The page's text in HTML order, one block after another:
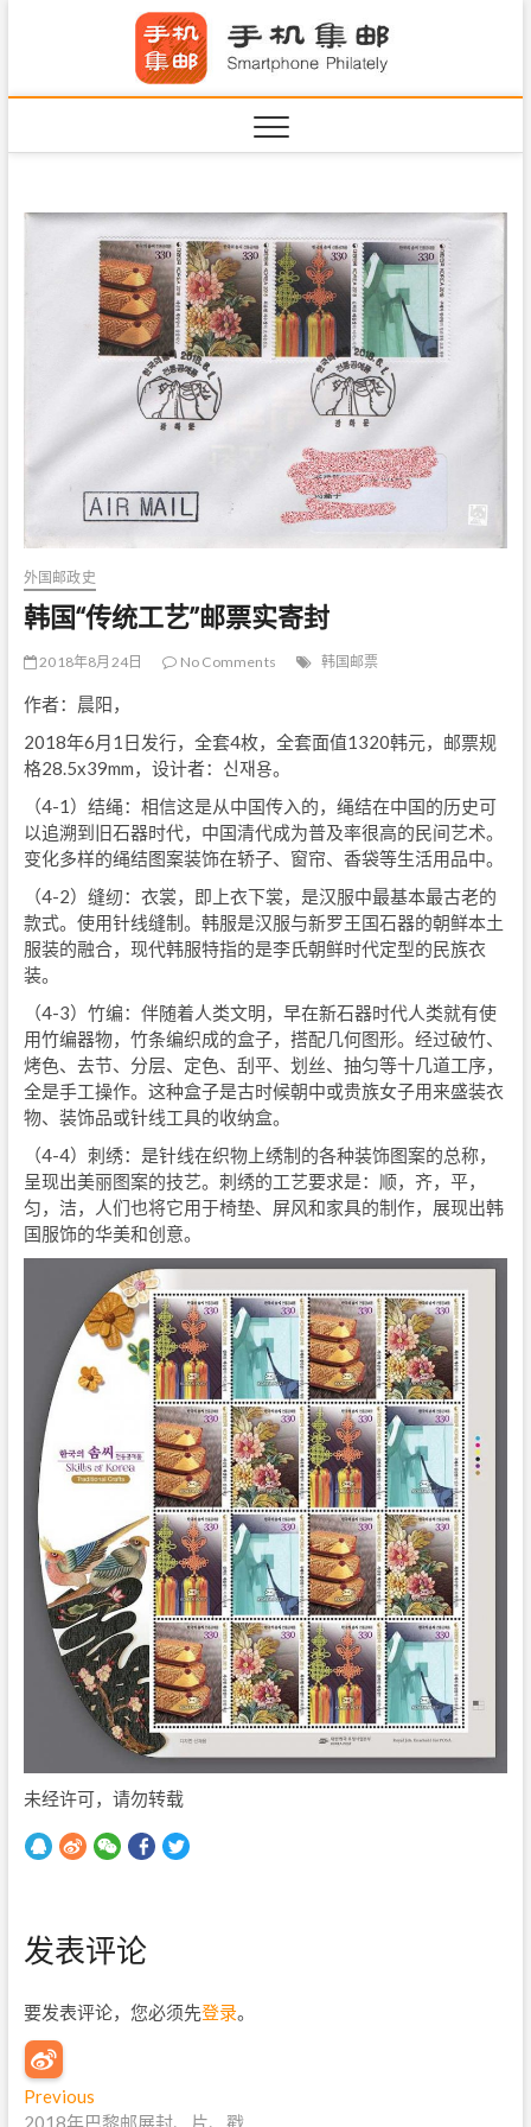
p
外国邮政史
韩国“传统工艺”邮票实寄封
2018年8月24日 No Comments 韩国邮票
作者：晨阳，
2018年6月1日发行，全套4枚，全套面值1320韩元，邮票规
格28.5x39mm，设计者：신재용。
（4-1）结绳：相信这是从中国传入的，绳结在中国的历史可
以追溯到旧石器时代，中国清代成为普及率很高的民间艺术。
变化多样的绳结图案装饰在轿子、窗帘、香袋等生活用品中。
（4-2）缝纫：衣裳，即上衣下裳，是汉服中最基本最古老的
款式。使用针线缝制。韩服是汉服与新罗王国石器的朝鲜本土
服装的融合，现代韩服特指的是李氏朝鲜时代定型的民族衣
装。
（4-3）竹编：伴随着人类文明，早在新石器时代人类就有使
用竹编器物，竹条编织成的盒子，搭配几何图形。经过破竹、
烤色、去节、分层、定色、刮平、划丝、抽匀等十几道工序，
全是手工操作。这种盒子是古时候朝中或贵族女子用来盛装衣
物、装饰品或针线工具的收纳盒。
（4-4）刺绣：是针线在织物上绣制的各种装饰图案的总称，
呈现出美丽图案的技艺。刺绣的工艺要求是：顺，齐，平，
匀，洁，人们也将它用于椅垫、屏风和家具的制作，展现出韩
国服饰的华美和创意。
未经许可，请勿转载
发表评论
要发表评论，您必须先登录。
文
Previous